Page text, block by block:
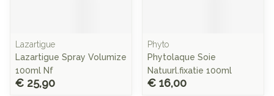
Lazartigue
Lazartigue Spray Volumize
100ml Nf
€ 25,90
Phyto
Phytolaque Soie
Natuurl.fixatie 100ml
€ 16,00